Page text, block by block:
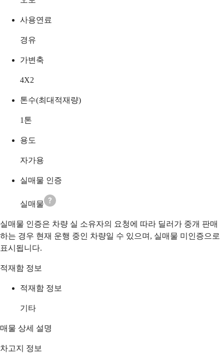
사용연료
경유
가변축
4X2
톤수(최대적재량)
1 톤
용도
자가용
실매물 인증
실매물
실매물 인증은 차량 실 소유자의 요청에 따라 딜러가 중개 판매
하는 경우 현재 운행 중인 차량일 수 있으며, 실매물 미인증으로
표시됩니다.
적재함 정보
적재함 정보
기타
매물 상세 설명
차고지 정보